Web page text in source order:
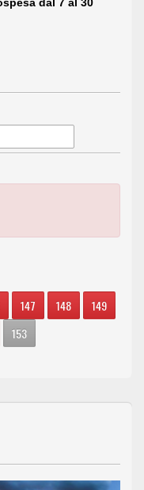
147 148
149
153